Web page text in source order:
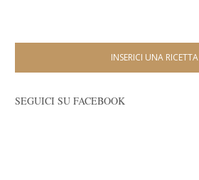
INSERICI UNA RICETTA
SEGUICI SU FACEBOOK